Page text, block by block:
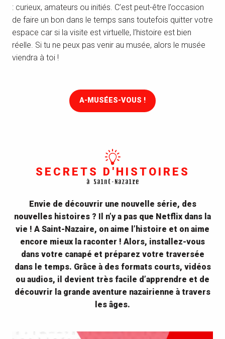
: curieux, amateurs ou initiés. C’est peut-être l’occasion
de faire un bon dans le temps sans toutefois quitter votre
espace car si la visite est virtuelle, l’histoire est bien
réelle. Si tu ne peux pas venir au musée, alors le musée
viendra à toi !
A-MUSÉES-VOUS !
SECRETS D'HISTOIRES
à Saint-Nazaire
Envie de découvrir une nouvelle série, des
nouvelles histoires ? Il n’y a pas que Netflix dans la
vie ! A Saint-Nazaire, on aime l’histoire et on aime
encore mieux la raconter ! Alors, installez-vous
dans votre canapé et préparez votre traversée
dans le temps. Grâce à des formats courts, vidéos
ou audios, il devient très facile d’apprendre et de
découvrir la grande aventure nazairienne à travers
les âges.